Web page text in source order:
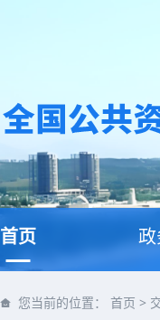
首页
您当前的位置： 首页 >